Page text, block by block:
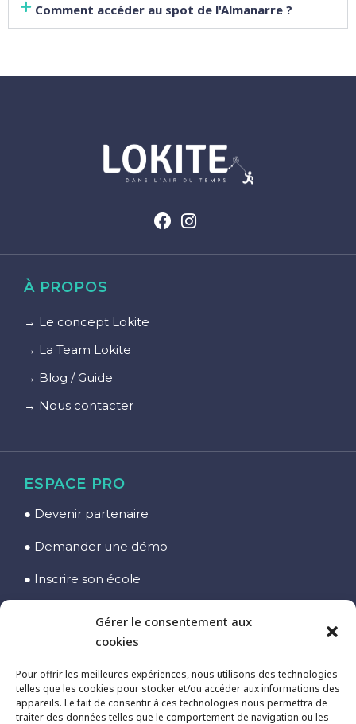
Gérer le consentement aux
cookies
Pour offrir les meilleures expériences, nous utilisons des technologies
telles que les cookies pour stocker et/ou accéder aux informations des
appareils. Le fait de consentir à ces technologies nous permettra de
traiter des données telles que le comportement de navigation ou les
Comment accéder au spot de l'Almanarre ?
À PROPOS
→ Le concept Lokite
→ La Team Lokite
→ Blog / Guide
→ Nous contacter
ESPACE PRO
● Devenir partenaire
● Demander une démo
● Inscrire son école
KITESURF, SURF & WING
☞ Découvrir le KiteSurf